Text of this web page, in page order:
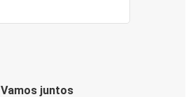
Vamos juntos